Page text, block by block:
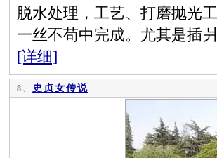
脱水处理，工艺、打磨抛光
一丝不苟中完成。尤其是插
[详细]
8、 史贞女传说